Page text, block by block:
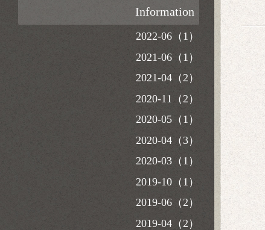
Information
2022-06（1）
2021-06（1）
2021-04（2）
2020-11（2）
2020-05（1）
2020-04（3）
2020-03（1）
2019-10（1）
2019-06（2）
2019-04（2）